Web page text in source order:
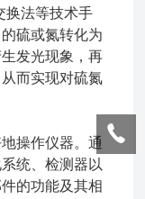
换法等技术手
硫或氮转化为
发光现象，再
而实现对硫氮
操作仪器。通
统、检测器以
的功能及其相